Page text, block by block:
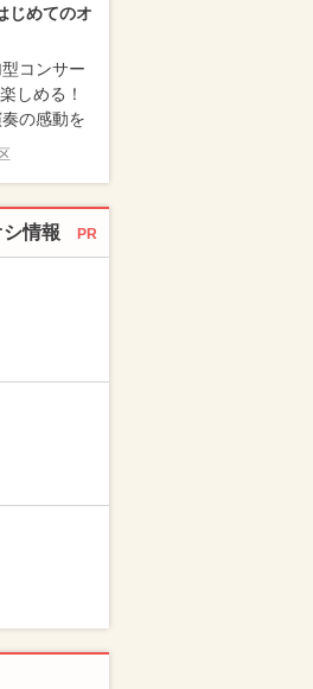
じめてのオ
コンサー
しめる！
の感動を
情報 PR